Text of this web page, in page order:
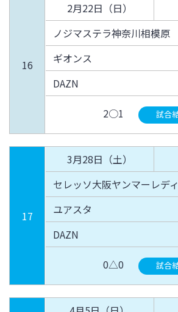
16
2月22日（日）
ノジマステラ神奈川相模原
ギオンス
DAZN
2○1 試合
17
3月28日（土）
セレッソ大阪ヤンマーレデ
ユアスタ
DAZN
0△0 試合